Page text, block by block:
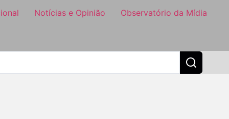
Notícias e Opinião Observatório da Mídia